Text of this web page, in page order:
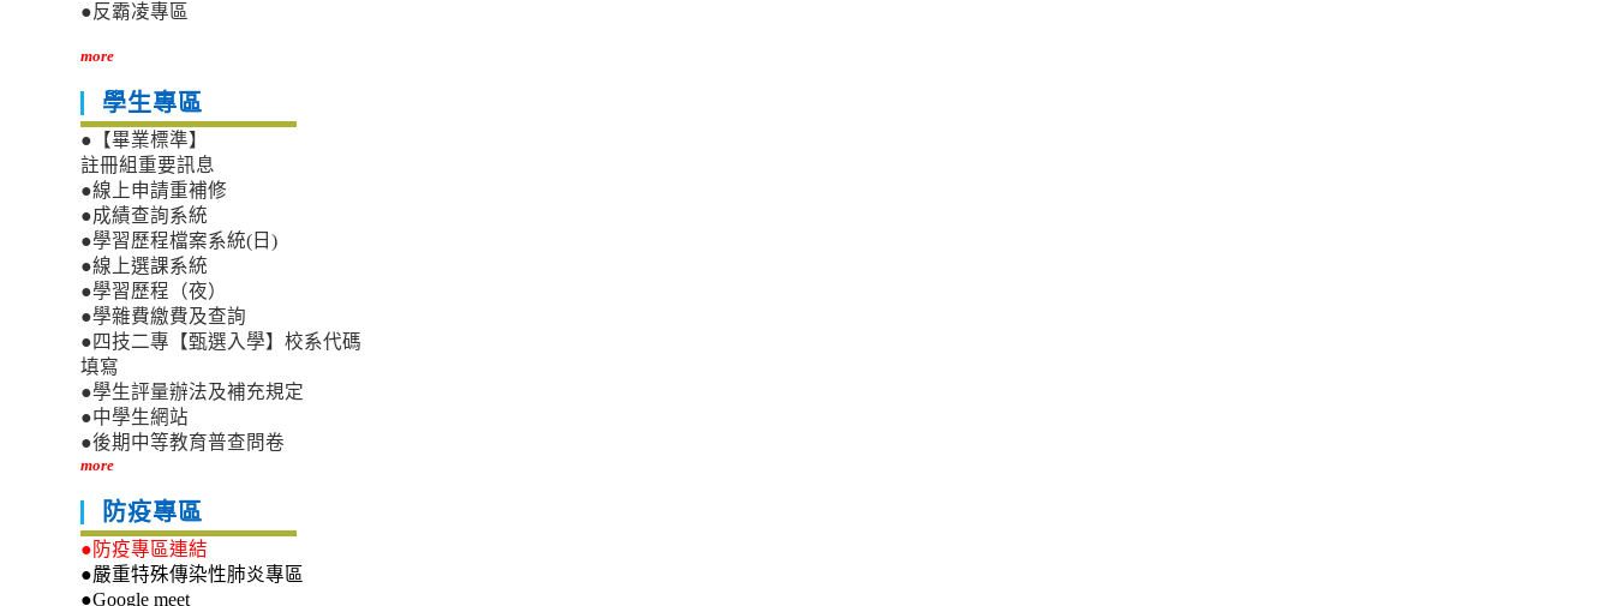
●反霸凌專區
more
學生專區
●【畢業標準】
註冊組重要訊息
●線上申請重補修
●成績查詢系統
●學習歷程檔案系統(日)
●線上選課系統
●學習歷程（夜）
●學雜費繳費及查詢
●四技二專【甄選入學】校系代碼
填寫
●學生評量辦法及補充規定
●中學生網站
●後期中等教育普查問卷
more
防疫專區
●防疫專區連結
●嚴重特殊傳染性肺炎專區
●Google meet